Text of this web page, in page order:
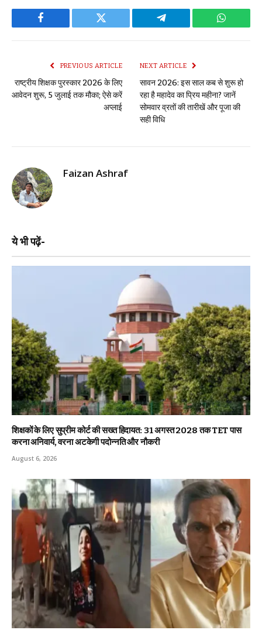
Facebook Twitter Telegram
PREVIOUS ARTICLE
राष्ट्रीय शिक्षक पुरस्कार 2026 के लिए
आवेदन शुरू, 5 जुलाई तक मौका; ऐसे करें
अप्लाई
NEXT ARTICLE
सावन 2026: इस साल कब से शुरू हो
रहा है महादेव का प्रिय महीना? जानें
सोमवार व्रतों की तारीखें और पूजा की
सही विधि
Faizan Ashraf
ये भी पढ़ें-
शिक्षकों के लिए सुप्रीम कोर्ट की सख्त हिदायत: 31 अगस्त 2028 तक TET पास
करना अनिवार्य, वरना अटकेगी पदोन्नति और नौकरी
August 6, 2026